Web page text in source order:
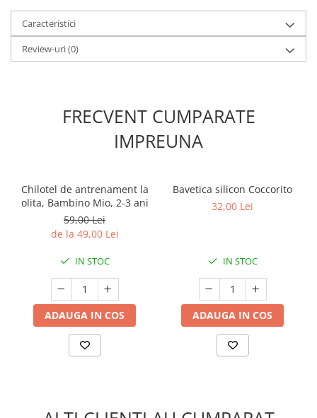
Caracteristici
Review-uri(0)
FRECVENT CUMPARATE
IMPREUNA
Chilotel de antrenament la
olita, Bambino Mio, 2-3 ani
59,00 Lei
de la 49,00 Lei
IN STOC
ADAUGA IN COS
Bavetica silicon Coccorito
32,00 Lei
IN STOC
ADAUGA IN COS